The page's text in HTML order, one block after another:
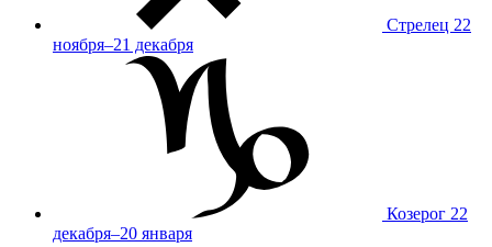
Стрелец 22
ноября–21 декабря
Козерог 22
декабря–20 января